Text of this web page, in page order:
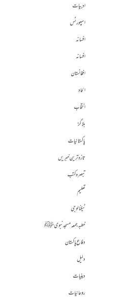
ادبیات
اسپورٹس
افسانہ
افسانہ
افغانستان
الحاد
انتخاب
بلاگز
پاکستانیات
تازہ ترین خبریں
تبصرہ کتب
تعلیم
ٹیکنالوجی
خطبہ جمعہ مسجد نبوی ﷺ
دفاع پاکستان
دلیل
دینیات
روحانیات